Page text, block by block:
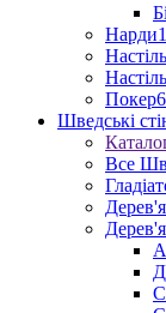
Нарди1
Покер6
Шведські
Все